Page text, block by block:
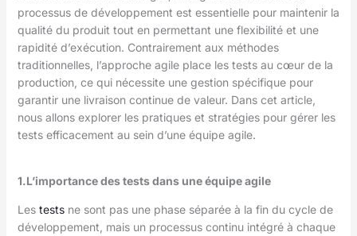
processus de développement est essentielle pour maintenir la
qualité du produit tout en permettant une flexibilité et une
rapidité d’exécution. Contrairement aux méthodes
traditionnelles, l’approche agile place les tests au cœur de la
production, ce qui nécessite une gestion spécifique pour
garantir une livraison continue de valeur. Dans cet article,
nous allons explorer les pratiques et stratégies pour gérer les
tests efficacement au sein d’une équipe agile.
1.L’importance des tests dans une équipe agile
Les tests ne sont pas une phase séparée à la fin du cycle de
développement, mais un processus continu intégré à chaque